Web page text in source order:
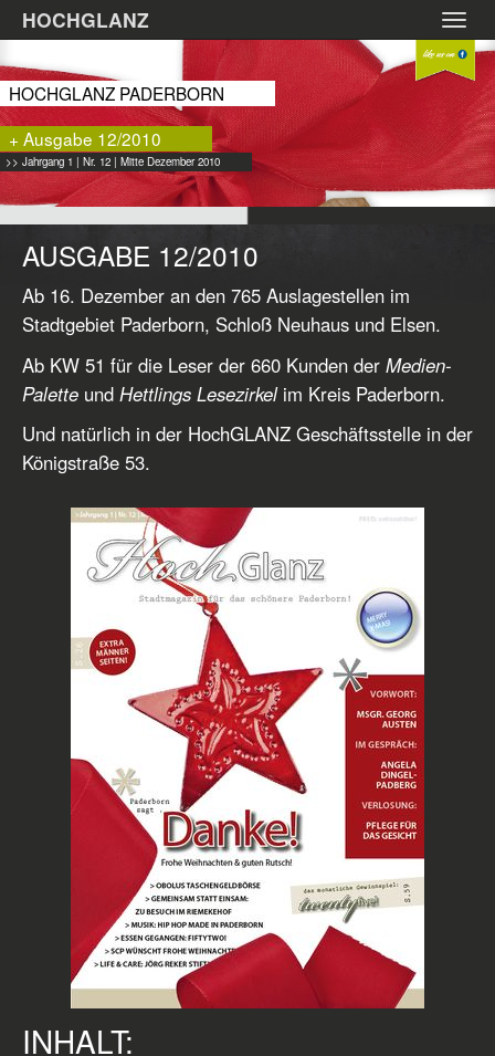
Zum
Hauptinhalt
HOCHGLANZ
HOCHGLANZ PADERBORN
+ Ausgabe 12/2010
>> Jahrgang 1 | Nr. 12 | Mitte Dezember 2010
AUSGABE 12/2010
Ab 16. Dezember an den 765 Auslagestellen im
Stadtgebiet Paderborn, Schloß Neuhaus und Elsen.
Ab KW 51 für die Leser der 660 Kunden der Medien-
Palette und Hettlings Lesezirkelim Kreis Paderborn.
Und natürlich in der HochGLANZ Geschäftsstelle in der
Königstraße 53.
INHALT: